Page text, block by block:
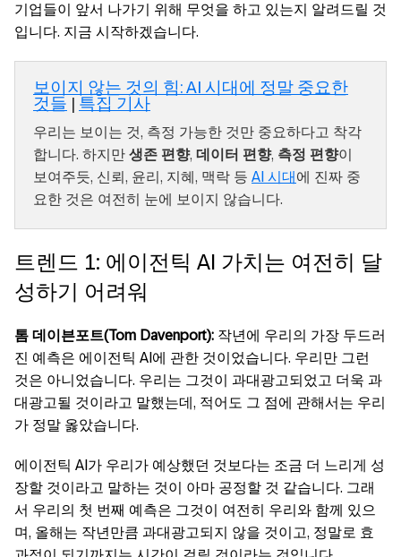
기업들이 앞서 나가기 위해 무엇을 하고 있는지 알려드릴 것
입니다. 지금 시작하겠습니다.
보이지 않는 것의 힘: AI 시대에 정말 중요한
것들 | 특집 기사
우리는 보이는 것, 측정 가능한 것만 중요하다고 착각
합니다. 하지만 생존 편향, 데이터 편향, 측정 편향이
보여주듯, 신뢰, 윤리, 지혜, 맥락 등 AI 시대 에 진짜 중
요한 것은 여전히 눈에 보이지 않습니다.
트렌드 1: 에이전틱 AI 가치는 여전히 달
성하기 어려워
톰 데이븐포트(Tom Davenport): 작년에 우리의 가장 두드러
진 예측은 에이전틱 AI에 관한 것이었습니다. 우리만 그런
것은 아니었습니다. 우리는 그것이 과대광고되었고 더욱 과
대광고될 것이라고 말했는데, 적어도 그 점에 관해서는 우리
가 정말 옳았습니다.
에이전틱 AI가 우리가 예상했던 것보다는 조금 더 느리게 성
장할 것이라고 말하는 것이 아마 공정할 것 같습니다. 그래
서 우리의 첫 번째 예측은 그것이 여전히 우리와 함께 있으
며, 올해는 작년만큼 과대광고되지 않을 것이고, 정말로 효